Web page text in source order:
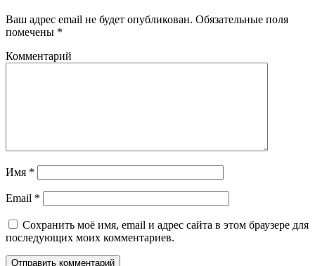
Ваш адрес email не будет опубликован. Обязательные поля
помечены *
Комментарий
Имя *
Email *
Сохранить моё имя, email и адрес сайта в этом браузере для
последующих моих комментариев.